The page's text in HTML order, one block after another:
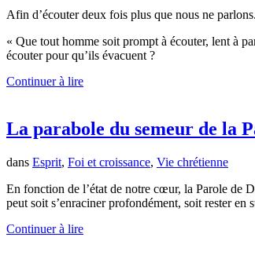
Afin d’écouter deux fois plus que nous ne
« Que tout homme soit prompt à écouter, lent à
écouter pour qu’ils évacuent ?
Continuer à lire
La parabole du semeur de la
dans Esprit, Foi et croissance, Vie chrétienne
En fonction de l’état de notre cœur, la Parole de
peut soit s’enraciner profondément, soit rester
Continuer à lire